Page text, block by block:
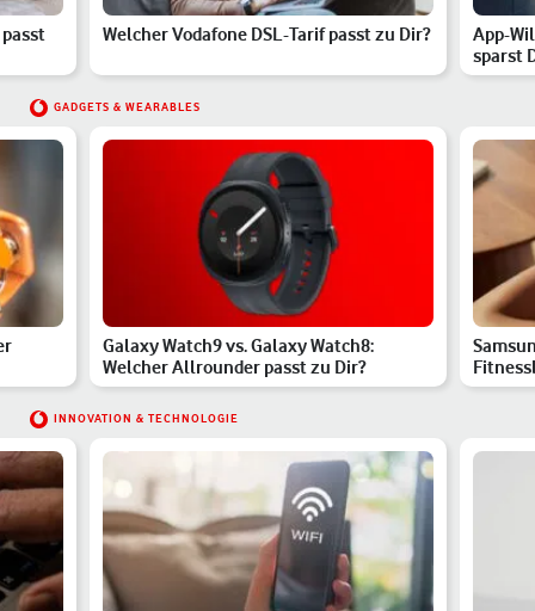
Welcher Vodafone DSL-Tarif passt zu Dir?
App-
sparst
GADGETS & WEARABLES
Galaxy Watch9 vs. Galaxy Watch8:
Welcher Allrounder passt zu Dir?
INNOVATION & TECHNOLOGIE